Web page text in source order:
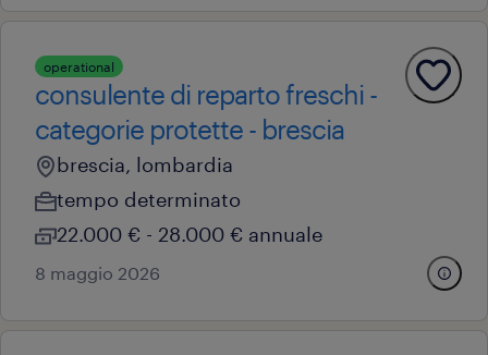
operational
consulente di reparto freschi -
categorie protette - brescia
brescia, lombardia
tempo determinato
22.000 € - 28.000 € annuale
8 maggio 2026